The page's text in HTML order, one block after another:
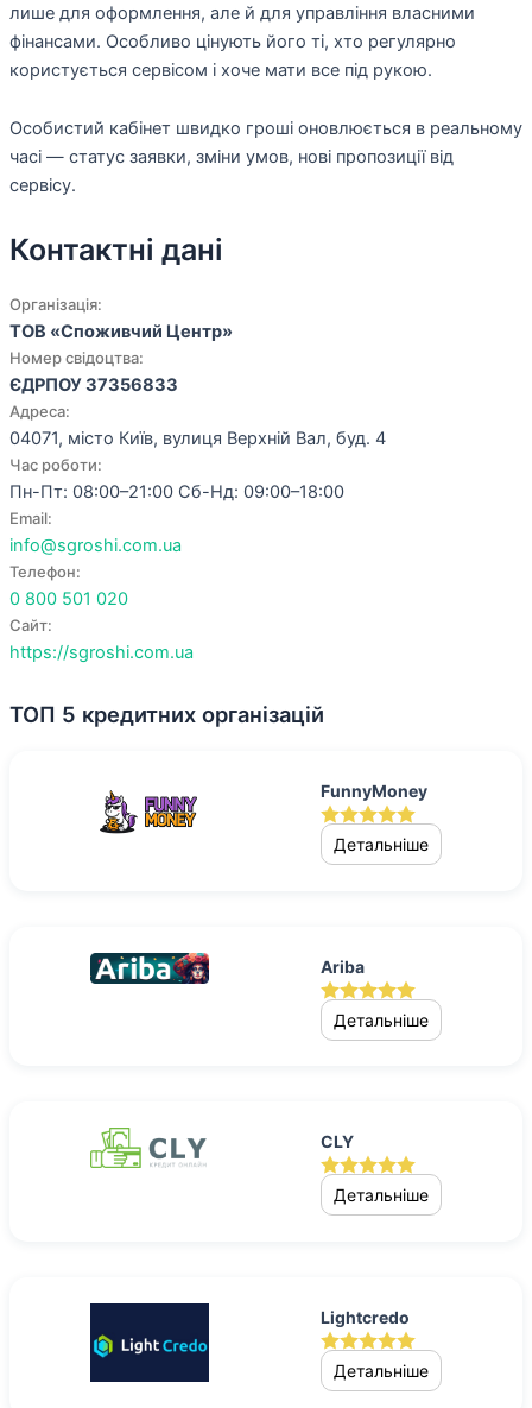
лише для оформлення, але й для управління власними
фінансами. Особливо цінують його ті, хто регулярно
користується сервісом і хоче мати все під рукою.
Особистий кабінет швидко гроші оновлюється в реальному
часі — статус заявки, зміни умов, нові пропозиції від
сервісу.
Контактні дані
Організація:
ТОВ «Споживчий Центр»
Номер свідоцтва:
ЄДРПОУ 37356833
Адреса:
04071, місто Київ, вулиця Верхній Вал, буд. 4
Час роботи:
Пн-Пт: 08:00–21:00 Сб-Нд: 09:00–18:00
Email:
info@sgroshi.com.ua
Телефон:
0 800 501 020
Сайт:
https://sgroshi.com.ua
ТОП 5 кредитних організацій
FunnyMoney
Детальніше
Ariba
Детальніше
CLY
Детальніше
Lightcredo
Детальніше